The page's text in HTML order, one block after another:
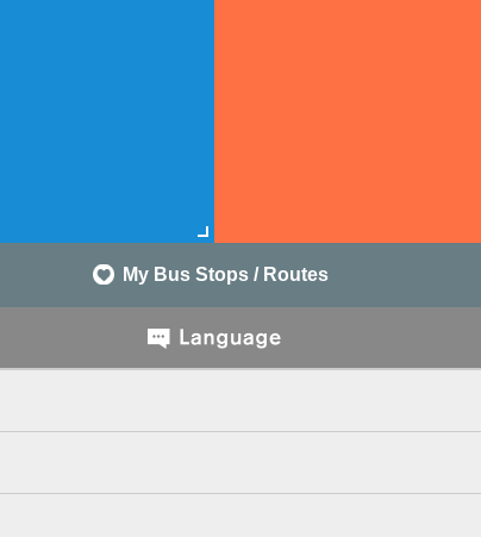
My Bus Stops / Routes